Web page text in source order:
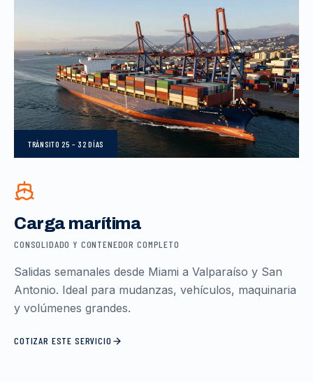
TRÁNSITO 25 – 32 DÍAS
Carga marítima
CONSOLIDADO Y CONTENEDOR COMPLETO
Salidas semanales desde Miami a Valparaíso y San
Antonio. Ideal para mudanzas, vehículos, maquinaria
y volúmenes grandes.
COTIZAR ESTE SERVICIO